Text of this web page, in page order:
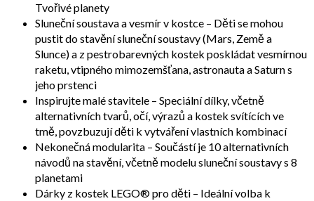
Tvořivé planety
Sluneční soustava a vesmír v kostce – Děti se mohou
pustit do stavění sluneční soustavy (Mars, Země a
Slunce) a z pestrobarevných kostek poskládat vesmírnou
raketu, vtipného mimozemšťana, astronauta a Saturn s
jeho prstenci
Inspirujte malé stavitele – Speciální dílky, včetně
alternativních tvarů, očí, výrazů a kostek svítících ve
tmě, povzbuzují děti k vytváření vlastních kombinací
Nekonečná modularita – Součástí je 10 alternativních
návodů na stavění, včetně modelu sluneční soustavy s 8
planetami
Dárky z kostek LEGO® pro děti – Ideální volba k